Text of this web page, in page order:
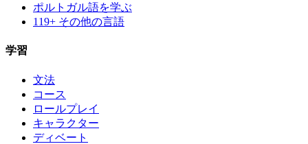
ポルトガル語を学ぶ
119+ その他の言語
学習
文法
コース
ロールプレイ
キャラクター
ディベート